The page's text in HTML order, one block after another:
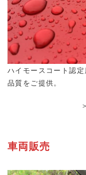
ハイモースコート認
品質をご提供。
＞
車両販売